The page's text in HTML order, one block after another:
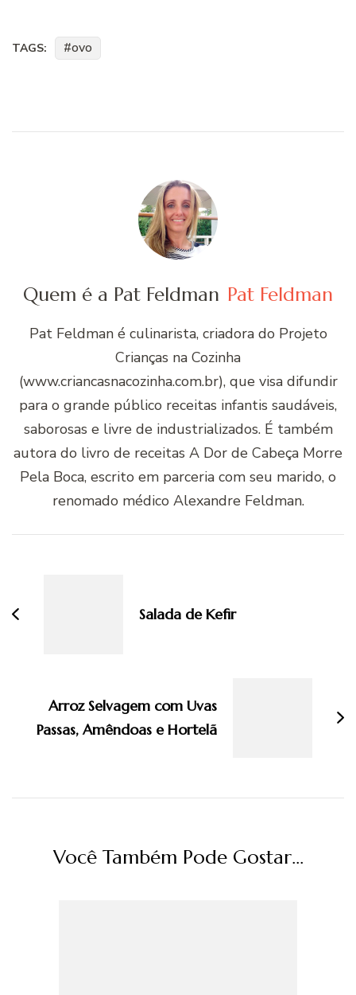
TAGS:
ovo
Quem é a Pat Feldman Pat Feldman
Pat Feldman é culinarista, criadora do Projeto
Crianças na Cozinha
(www.criancasnacozinha.com.br), que visa difundir
para o grande público receitas infantis saudáveis,
saborosas e livre de industrializados. É também
autora do livro de receitas A Dor de Cabeça Morre
Pela Boca, escrito em parceria com seu marido, o
renomado médico Alexandre Feldman.
Salada de Kefir
Arroz Selvagem com Uvas
Passas, Amêndoas e Hortelã
Você Também Pode Gostar...